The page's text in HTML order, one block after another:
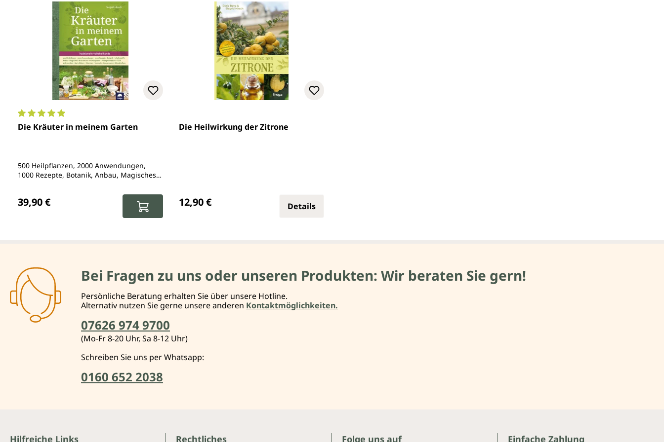
Durchschnittliche Bewertung von 5 von 5 Sternen
Die Kräuter in meinem Garten
500 Heilpflanzen, 2000 Anwendungen,
1000 Rezepte, Botanik, Anbau, Magisches,
39,90 €
Die Heilwirkung der Zitrone
12,90 € Details
Bei Fragen zu uns oder unseren Produkten: Wir beraten Sie gern!
Persönliche Beratung erhalten Sie über unsere Hotline.
Alternativ nutzen Sie gerne unsere anderen Kontaktmöglichkeiten.
07626 974 9700
(Mo-Fr 8-20 Uhr, Sa 8-12 Uhr)
Schreiben Sie uns per Whatsapp:
0160 652 2038
Folge uns auf Einfache Zahlung
Hilfreiche Links Rechtliches